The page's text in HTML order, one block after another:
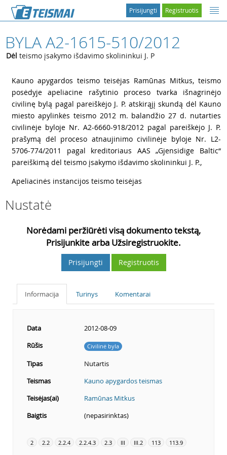
Registruotis
Prisijungti
BYLA A2-1615-510/2012
Dėl teismo įsakymo išdavimo skolininkui J. P
Kauno apygardos teismo teisėjas Ramūnas Mitkus, teismo
posėdyje apeliacine rašytinio proceso tvarka išnagrinėjo
civilinę bylą pagal pareiškėjo J. P. atskirąjį skundą dėl Kauno
miesto apylinkės teismo 2012 m. balandžio 27 d. nutarties
civilinėje byloje Nr. A2-6660-918/2012 pagal pareiškėjo J. P.
prašymą dėl proceso atnaujinimo civilinėje byloje Nr. L2-
5706-774/2011 pagal kreditoriaus AAS „Gjensidige Baltic“
pareiškimą dėl teismo įsakymo išdavimo skolininkui J. P.,
Apeliacinės instancijos teismo teisėjas
Nustatė
Norėdami peržiūrėti visą dokumento tekstą,
Prisijunkite arba Užsiregistruokite.
Prisijungti Registruotis
Informacija Turinys Komentarai
Data
2012-08-09
Rūšis
Civilinė byla
Tipas
Nutartis
Teismas
Kauno apygardos teismas
Teisėjas(ai)
Ramūnas Mitkus
Baigtis
(nepasirinktas)
2 2.2 2.2.4 2.2.4.3 2.3 III III.2 113 113.9